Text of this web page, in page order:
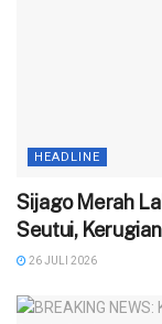
HEADLINE
Sijago Merah
Seutui,
26 JULI 2026